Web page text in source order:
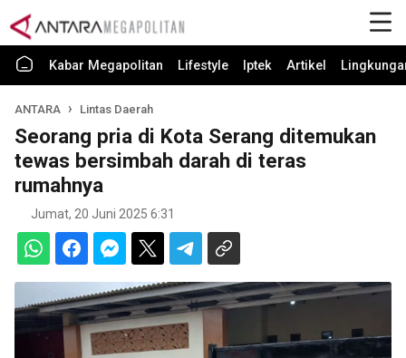
Kabar Megapolitan Lifestyle Iptek Artikel
ANTARA Lintas Daerah
Seorang pria di Kota Serang ditemukan
tewas bersimbah darah di teras
rumahnya
Jumat, 20 Juni 2025 6:31